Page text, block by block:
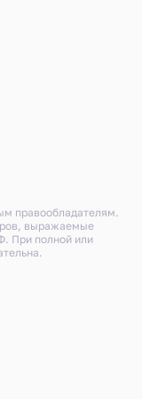
правообладателям.
выражаемые
При полной или